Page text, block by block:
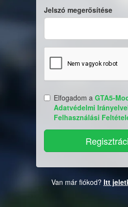
Jelszó megerősítése
Elfogadom a GTA5-
Adatvédelmi
Felhasználási
Van már fiókod? Itt